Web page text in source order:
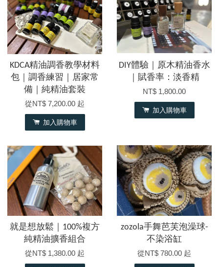
KDCA精油調香教學材料
包｜調香練習｜居家常
備｜純精油套裝
從NT$ 7,200.00 起
加入購物車
DIY體驗｜原木精油香水
｜賦香率：淡香精
NT$ 1,800.00
加入購物車
就是想放鬆｜100%複方
純精油擴香組合
從NT$ 1,380.00 起
zozola手舞芭芙泡澡球-
不染浴缸
從NT$ 780.00 起